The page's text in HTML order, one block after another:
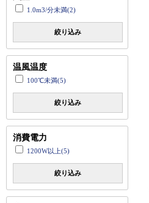
1.0m3/分未満(2)
絞り込み
温風温度
100℃未満(5)
絞り込み
消費電力
1200W以上(5)
絞り込み